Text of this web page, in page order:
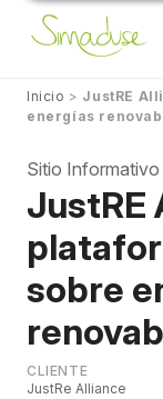
Inicio > JustRE
energías
Sitio Informativo
JustRE
sobre
CLIENTE
JustRe Alliance